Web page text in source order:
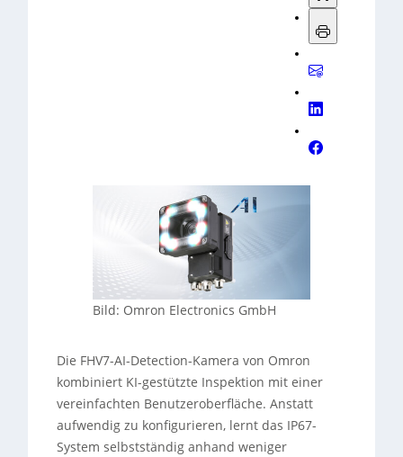
Bild: Omron Electronics GmbH
Die FHV7-AI-Detection-Kamera von Omron
kombiniert KI-gestützte Inspektion mit einer
vereinfachten Benutzeroberfläche. Anstatt
aufwendig zu konfigurieren, lernt das IP67-
System selbstständig anhand weniger